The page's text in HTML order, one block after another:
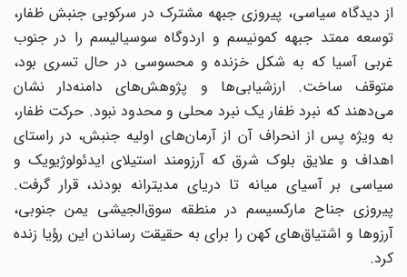
از دیدگاه سیاسی، پیروزی جبهه مشترک در سرکوبی جنبش ظفار،
توسعه ممتد جبهه کمونیسم و اردوگاه سوسیالیسم را در جنوب
غربی آسیا که به شکل خزنده و محسوسی در حال تسری بود،
متوقف ساخت. ارزشیابی‌ها و پژوهش‌های دامنه‌دار نشان
می‌دهند که نبرد ظفار یک نبرد محلی و محدود نبود. حرکت ظفار،
به ویژه پس از انحراف آن از آرمان‌های اولیه جنبش، در راستای
اهداف و علایق بلوک شرق که آرزومند استیلای ایدئولوژیویک و
سیاسی بر آسیای میانه تا دریای مدیترانه بودند، قرار گرفت.
پیروزی جناح مارکسیسم در منطقه سوق‌الجیشی یمن جنوبی،
آرزوها و اشتیاق‌های کهن را برای به حقیقت رساندن این رؤیا زنده
کرد.